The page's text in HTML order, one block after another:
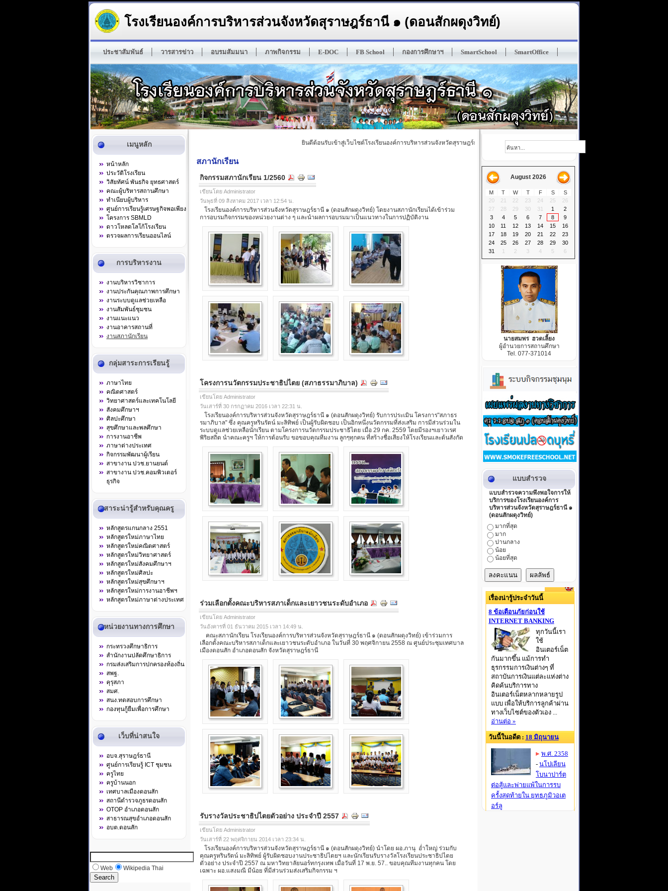
โรงเรียนองค์การบริหารส่วนจังหวัดสุราษฎร์ธานี ๑ (ดอนสักผดุงวิทย์)
ประชาสัมพันธ์ วารสารข่าว อบรมสัมมนา ภาพกิจกรรม E-DOC FB School กองการศึกษาฯ SmartSchool SmartOffice
เมนูหลัก
หน้าหลัก
ประวัติโรงเรียน
วิสัยทัศน์ พันธกิจ ยุทธศาสตร์
คณะผู้บริหารสถานศึกษา
ทำเนียบผู้บริหาร
ศูนย์การเรียนรู้เศรษฐกิจพอเพียง
โครงการ SBMLD
ดาวโหลดโลโก้โรงเรียน
ตรวจผลการเรียนออนไลน์
การบริหารงาน
งานบริหารวิชาการ
งานประกันคุณภาพการศึกษา
งานระบบดูแลช่วยเหลือ
งานสัมพันธ์ชุมชน
งานแนะแนว
งานอาคารสถานที่
งานสภานักเรียน
กลุ่มสาระการเรียนรู้
ภาษาไทย
คณิตศาสตร์
วิทยาศาสตร์และเทคโนโลยี
สังคมศึกษาฯ
ศิลปะศึกษา
สุขศึกษาและพลศึกษา
การงานอาชีพ
ภาษาต่างประเทศ
กิจกรรมพัฒนาผู้เรียน
สาขางาน ปวช.ยานยนต์
สาขางาน ปวช.คอมพิวเตอร์
ธุรกิจ
สาระน่ารู้สำหรับคุณครู
หลักสูตรแกนกลาง 2551
หลักสูตรใหม่ภาษาไทย
หลักสูตรใหม่คณิตศาสตร์
หลักสูตรใหม่วิทยาศาสตร์
หลักสูตรใหม่สังคมศึกษาฯ
หลักสูตรใหม่ศิลปะ
หลักสูตรใหม่สุขศึกษาฯ
หลักสูตรใหม่การงานอาชีพฯ
หลักสูตรใหม่ภาษาต่างประเทศ
หน่วยงานทางการศึกษา
กระทรวงศึกษาธิการ
สำนักงานปลัดศึกษาธิการ
กรมส่งเสริมการปกครองท้องถิ่น
สพฐ.
คุรุสภา
สมศ.
สนง.ทดสอบการศึกษา
กองทุนกู้ยืมเพื่อการศึกษา
เว็บที่น่าสนใจ
อบจ.สุราษฎร์ธานี
ศูนย์การเรียนรู้ ICT ชุมชน
ครูไทย
ครูบ้านนอก
เทศบาลเมืองดอนสัก
สถานีตำรวจภูธรดอนสัก
OTOP อำเภอดอนสัก
สาธารณสุขอำเภอดอนสัก
อบต.ดอนสัก
Web Wikipedia Thai
ยินดีต้อนรับเข้าสู่เว็บไซต์โรงเรียนองค์การบริหารส่วนจังหวัดสุราษฎร์ธานี ๑ (ดอนสักผดุงวิทย์) ปรัญชา : ทนฺโต เสฎโฐ มนุสเสสุ ในมวลหมู่มนุษย์ ผู้ฝึ
สภานักเรียน
กิจกรรมสภานักเรียน 1/2560
เขียนโดย Administrator
วันพุธที่ 09 สิงหาคม 2017 เวลา 12:54 น.
โรงเรียนองค์การบริหารส่วนจังหวัดสุราษฎร์ธานี ๑ (ดอนสักผดุงวิทย์) โดยงานสภานักเรียนได้เข้าร่วม
การอบรมกิจกรรมของหน่วยงานต่าง ๆ และนำผลการอบรมมาเป็นแนวทางในการปฏิบัติงาน
โครงการนวัตกรรมประชาธิปไตย (สภาธรรมาภิบาล)
เขียนโดย Administrator
วันเสาร์ที่ 30 กรกฏาคม 2016 เวลา 22:31 น.
โรงเรียนองค์การบริหารส่วนจังหวัดสุราษฎร์ธานี ๑ (ดอนสักผดุงวิทย์) รับการประเมิน โครงการ"สภาธร
รมาภิบาล" ซึ่ง คุณครูหรินรัตน์ มะลิทิพย์ เป็นผู้รับผิดชอบ เป็นอิกหนึ่งนวัตกรรมที่ส่งเสริม การมีส่วนร่วมใน
ระบบดูแลช่วยเหลือนักเรียน ตามโครงการนวัตกรรมประชาธิไตย เมื่อ 29 กค. 2559 โดยมีรองฯเยาวเรศ
พิริยสถิต นำคณะครูฯ ให้การต้อนรับ ขอขอบคุณทีมงาน ลูกๆทุกคน ที่สร้างชื่อเสียงให้โรงเรียนและต้นสังกัด
ร่วมเลือกตั้งคณะบริหารสภาเด็กและเยาวชนระดับอำเภอ
เขียนโดย Administrator
วันอังคารที่ 01 ธันวาคม 2015 เวลา 14:49 น.
คณะสภานักเรียน โรงเรียนองค์การบริหารส่วนจังหวัดสุราษฎร์ธานี ๑ (ดอนสักผดุงวิทย์) เข้าร่วมการ
เลือกตั้งคณะบริหารสภาเด็กและเยาวชนระดับอำเภอ ในวันที่ 30 พฤศจิกายน 2558 ณ ศูนย์ประชุมเทศบาล
เมืองดอนสัก อำเภอดอนสัก จังหวัดสุราษฎร์ธานี
รับรางวัลประชาธิปไตยตัวอย่าง ประจำปี 2557
เขียนโดย Administrator
วันเสาร์ที่ 22 พฤศจิกายน 2014 เวลา 23:34 น.
โรงเรียนองค์การบริหารส่วนจังหวัดสุราษฎร์ธานี ๑ (ดอนสักผดุงวิทย์) นำโดย ผอ.ภานุ อ่ำใหญ่ ร่วมกับ
คุณครูหรินรัตน์ มะลิทิพย์ ผู้รับผิดชอบงานประชาธิปไตยฯ และนักเรียนรับรางวัลโรงเรียนประชาธิปไตย
ตัวอย่าง ประจำปี 2557 ณ มหาวิทยาลัยนอร์ทกรุงเทพ เมื่อวันที่ 17 พ.ย. 57.. ขอบคุณทีมงานทุกคน โดย
เฉพาะ ผอ.แสงมณี มีน้อย ที่มีส่วนร่วมส่งเสริมกิจกรรม ฯ
August 2026
M T W T F S
S
20
21 22 23 24 25
26
27
28 29 30 31 1
2
3
4 5 6 7 8
9
10
11 12 13 14 15
16
17
18 19 20 21 22
23
24
25 26 27 28 29
30
31
1 2 3 4 5 6
นายสมพร ฮวดเลี้ยง
ผู้อำนวยการสถานศึกษา
Tel. 077-371014
แบบสำรวจ
แบบสำรวจความพึงพอใจการให้
บริการของโรงเรียนองค์การ
บริหารส่วนจังหวัดสุราษฎร์ธานี ๑
(ดอนสักผดุงวิทย์)
มากที่สุด
มาก
ปานกลาง
น้อย
น้อยที่สุด